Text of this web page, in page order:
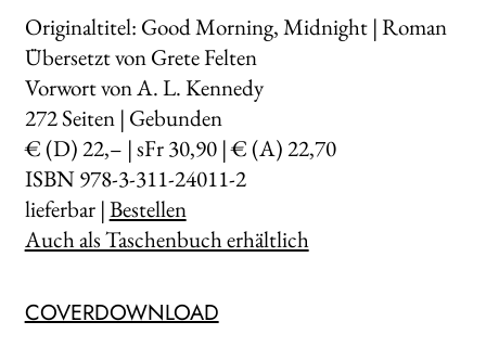
Originaltitel: Good Morning, Midnight | Roman
Übersetzt von Grete Felten
Vorwort von A. L. Kennedy
272Seiten | Gebunden
€ (D) 22,– | sFr 30,90 | € (A) 22,70
ISBN 978-3-311-24011-2
lieferbar |Bestellen
Auch als Taschenbuch erhältlich
COVERDOWNLOAD